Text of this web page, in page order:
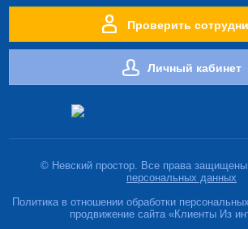
Проверить
Личный кабинет
© Невский простор. Все права
персональных данных
Политика в отношении обработки
продвижение сайта «Клиенты Из